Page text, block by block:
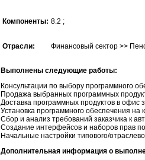
Компоненты: 8.2 ;
Отрасли: Финансовый сектор >>
Выполнены следующие работы:
Консультации по выбору программного
Продажа выбранных программных
Доставка программных продуктов в офис
Установка программного обеспечения на
Сбор и анализ требований заказчика к
Создание интерфейсов и наборов прав
Начальные настройки типового/
Дополнительная информация о